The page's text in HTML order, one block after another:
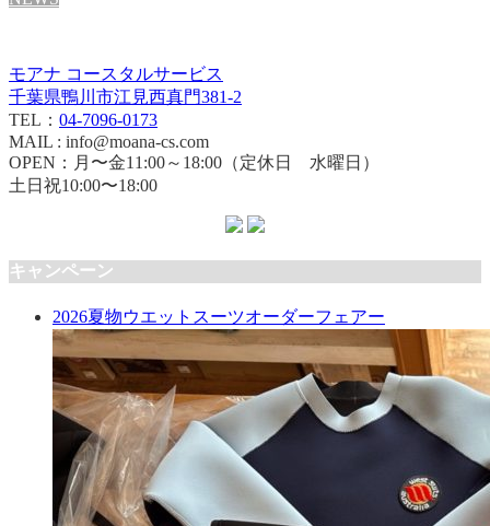
モアナ コースタルサービス
千葉県鴨川市江見西真門381-2
TEL： 04-7096-0173
MAIL : info@moana-cs.com
OPEN：月〜金11:00～18:00（定休日 水曜日）
土日祝10:00〜18:00
キャンペーン
2026夏物ウエットスーツオーダーフェアー